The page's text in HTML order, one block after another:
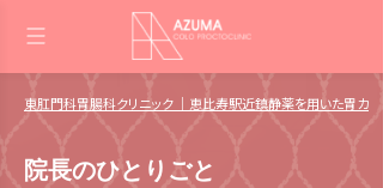
東肛門科胃腸科クリニック ｜恵比寿駅近鎮静薬を用いた胃
院長のひとりごと